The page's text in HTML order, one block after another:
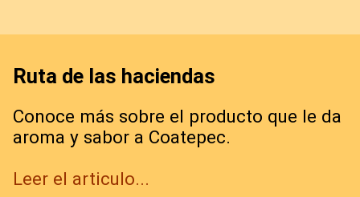
Ruta de las haciendas
Conoce más sobre el producto que le da
aroma y sabor a Coatepec.
Leer el articulo...